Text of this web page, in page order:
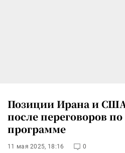
Позиции Ирана и
после переговоров
программе
11 мая 2025, 18:16 0